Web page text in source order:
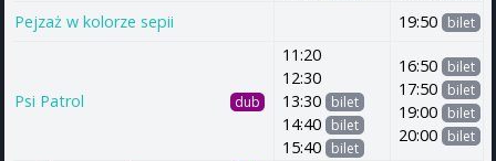
Pejzaż w kolorze sepii 19:50 bilet
Psi Patrol dub
11:20
12:30
13:30 bilet
14:40 bilet
15:40 bilet
16:50 bilet
17:50 bilet
19:00 bilet
20:00 bilet